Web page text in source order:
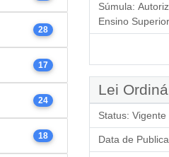
28
17
24
18
Súmula:
Ensino
Lei
Status: Vigente
Data de